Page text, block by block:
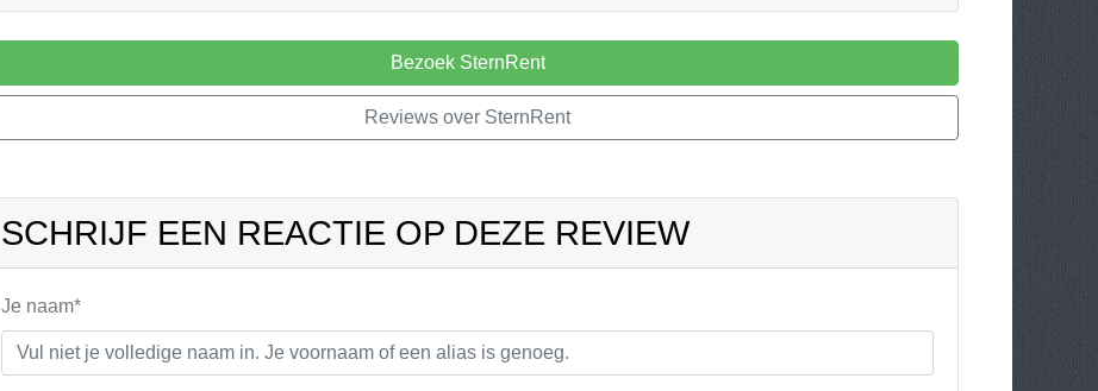
Bezoek SternRent
Reviews over SternRent
SCHRIJF EEN REACTIE OP DEZE REVIEW
Je naam*